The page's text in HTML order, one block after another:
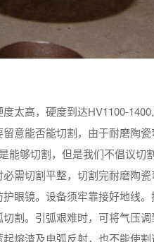
太高，硬度到达HV1100-
意能否能切割，由于耐磨陶
能够切割，但是我们不倡议
需切割平整，切割完耐磨陶
眼镜。设备须牢靠接好地线
割。引弧艰难时，可将气压
熔渣及电弧反射，也不能使